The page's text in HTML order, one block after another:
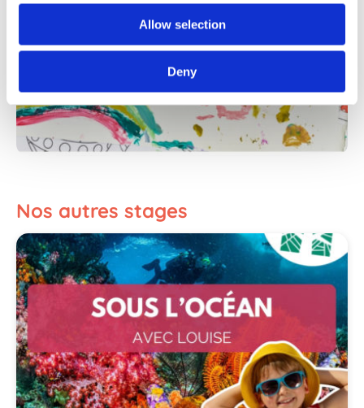
Allow selection
Deny
Nos autres stages